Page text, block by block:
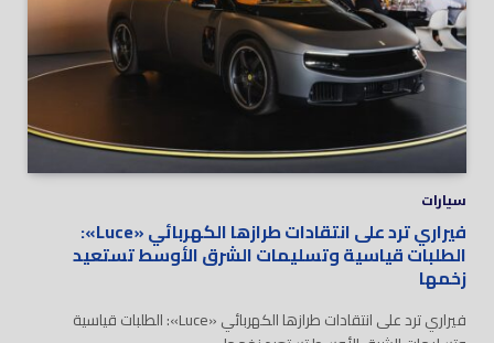
سيارات
فيراري ترد على انتقادات طرازها الكهربائي «Luce»:
الطلبات قياسية وتسليمات الشرق الأوسط تستعيد
زخمها
فيراري ترد على انتقادات طرازها الكهربائي «Luce»: الطلبات قياسية